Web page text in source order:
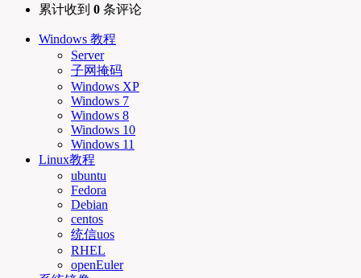
累计收到 0 条评论
Windows 教程
Server
子网掩码
Windows XP
Windows 7
Windows 8
Windows 10
Windows 11
Linux教程
ubuntu
Fedora
Debian
centos
统信uos
RHEL
openEuler